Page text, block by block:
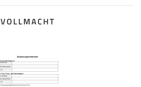
VOLLMACHT